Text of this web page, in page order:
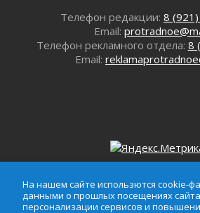
Телефон редакции: 8
Email:
Телефон рекламного отдела: 8
Email:
На нашем сайте использются
данными о прошлых
На нашем сайте использются cookie-
данными о прошлых посещениях
персонализации сервисов и